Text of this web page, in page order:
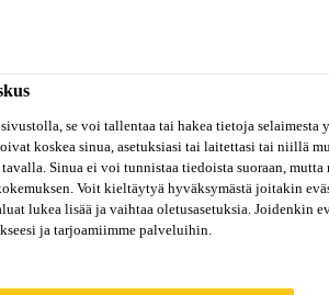
näyttää, että olet "Yhdysvallat".
6470
se voi tallentaa tai hakea tietoja selaimesta
koskea sinua, asetuksiasi tai laitettasi tai niillä
Sinua ei voi tunnistaa tiedoista suoraan,
Voit kieltäytyä hyväksymästä joitakin
lukea lisää ja vaihtaa oletusasetuksia. Joidenkin
ja tarjoamiimme palveluihin.